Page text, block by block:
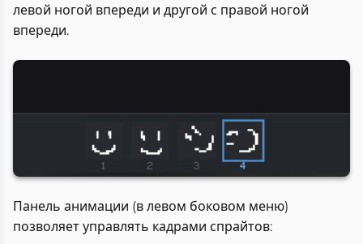
левой ногой впереди и другой с правой ногой
впереди.
Панель анимации (в левом боковом меню)
позволяет управлять кадрами спрайтов: